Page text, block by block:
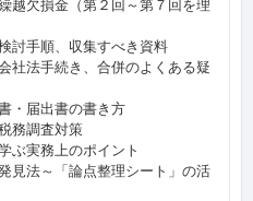
欠損金（第２回～第７回を理
順、収集すべき資料
続き、合併のよくある疑
出書の書き方
調査対策
務上のポイント
「論点整理シート」の活